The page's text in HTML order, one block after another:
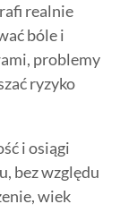
realnie
bóle i
problemy
ryzyko
i osiągi
bez względu
wiek